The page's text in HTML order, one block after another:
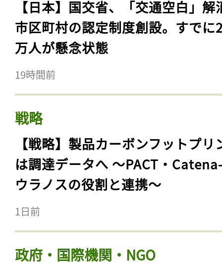
【日本】国交省、「交通空白」解
市区町村の認定制度創設。すでに
万人が懸念状態
19時間前
戦略
【戦略】製品カーボンフットプリ
は調達データへ 〜PACT・
ウラノスの役割と連携〜
1日前
政府・国際機関・NGO